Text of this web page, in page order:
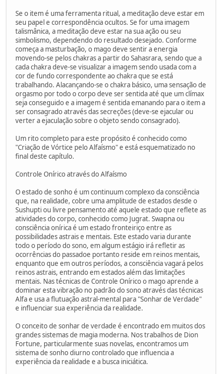
Se o item é uma ferramenta ritual, a meditação deve estar em
seu papel e correspondência ocultos. Se for uma imagem
talismânica, a meditação deve estar na sua ação ou seu
simbolismo, dependendo do resultado desejado. Conforme
começa a masturbação, o mago deve sentir a energia
movendo-se pelos chakras a partir do Sahasrara, sendo que a
cada chakra deve-se visualizar a imagem sendo usada com a
cor de fundo correspondente ao chakra que se está
trabalhando. Alacançando-se o chakra básico, uma sensação de
orgasmo por todo o corpo deve ser sentida até que um clímax
seja conseguido e a imagem é sentida emanando para o item a
ser consagrado através das secreções (deve-se ejacular ou
verter a ejaculação sobre o objeto sendo consagrado).
Um rito completo para este propósito é conhecido como
"Criação de Vórtice pelo Alfaísmo" e está esquematizado no
final deste capítulo.
Controle Onírico através do Alfaísmo
O estado de sonho é um continuum complexo da consciência
que, na realidade, cobre uma amplitude de estados desde o
Sushupti ou livre pensamento até aquele estado que reflete as
atividades do corpo, conhecido como Jugrat. Swapna ou
consciência onírica é um estado fronteiriço entre as
possibilidades astrais e mentais. Este estado varia durante
todo o período do sono, em algum estágio irá refletir as
ocorrências do passadoe portanto reside em reinos mentais,
enquanto que em outros períodos, a consciência vagará pelos
reinos astrais, entrando em estados além das limitações
mentais. Nas técnicas de Controle Onírico o mago aprende a
dominar esta vibração no padrão do sono através das técnicas
Alfa e usa a flutuação astral-mental para "Sonhar de Verdade"
e influenciar sua experiência da realidade.
O conceito de sonhar de verdade é encontrado em muitos dos
grandes sistemas de magia moderna. Nos trabalhos de Dion
Fortune, particularmente suas novelas, encontramos um
sistema de sonho diurno controlado que influencia a
experiência da realidade e a busca iniciática.